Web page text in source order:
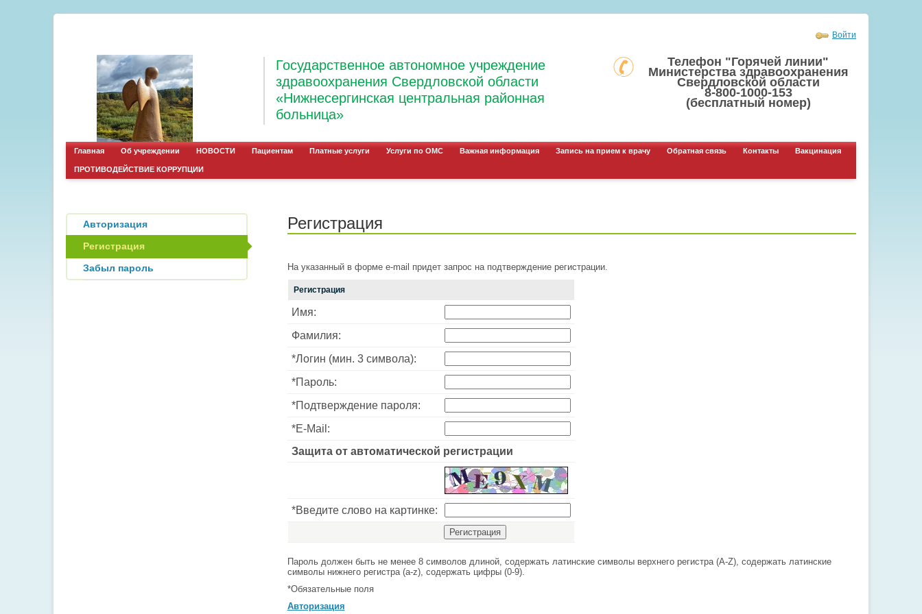
Войти
Телефон "Горячей линии"
Министерства здравоохранения
Свердловской области
8-800-1000-153
(бесплатный номер)
Государственное автономное учреждение
здравоохранения Свердловской области
«Нижнесергинская центральная районная
больница»
Главная Об учреждении НОВОСТИ Пациентам Платные услуги Услуги по ОМС Важная информация Запись на прием к врачу Обратная связь Контакты Вакцинация
ПРОТИВОДЕЙСТВИЕ КОРРУПЦИИ
Авторизация
Регистрация
Забыл пароль
Регистрация
На указанный в форме e-mail придет запрос на подтверждение регистрации.
Регистрация
Имя:
Фамилия:
*Логин (мин. 3 символа):
*Пароль:
*Подтверждение пароля:
*E-Mail:
Защита от автоматической регистрации
*Введите слово на картинке:
Пароль должен быть не менее 8 символов длиной, содержать латинские символы верхнего регистра (A-Z), содержать латинские
символы нижнего регистра (a-z), содержать цифры (0-9).
*Обязательные поля
Авторизация